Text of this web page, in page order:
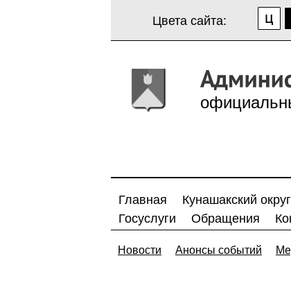
Цвета сайта:
Главная Кунашакский округ
Госуслуги
Обращения
Новости Анонсы событий